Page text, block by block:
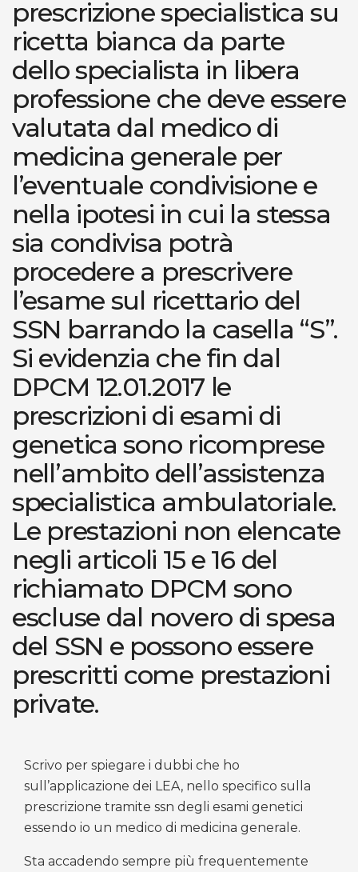
prescrizione specialistica su
ricetta bianca da parte
dello specialista in libera
professione che deve essere
valutata dal medico di
medicina generale per
l’eventuale condivisione e
nella ipotesi in cui la stessa
sia condivisa potrà
procedere a prescrivere
l’esame sul ricettario del
SSN barrando la casella “S”.
Si evidenzia che fin dal
DPCM 12.01.2017 le
prescrizioni di esami di
genetica sono ricomprese
nell’ambito dell’assistenza
specialistica ambulatoriale.
Le prestazioni non elencate
negli articoli 15 e 16 del
richiamato DPCM sono
escluse dal novero di spesa
del SSN e possono essere
prescritti come prestazioni
private.
Scrivo per spiegare i dubbi che ho
sull’applicazione dei LEA, nello specifico sulla
prescrizione tramite ssn degli esami genetici
essendo io un medico di medicina generale.
Sta accadendo sempre più frequentemente